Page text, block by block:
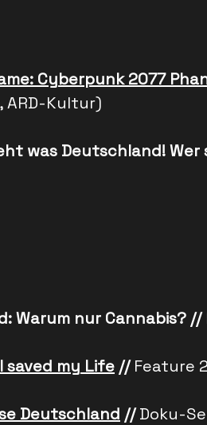
Cyberpunk 2077
ARD-Kultur)
was Deutschland!
Warum nur Cannabis? //
saved my Life //Feature
Deutschland //Doku-